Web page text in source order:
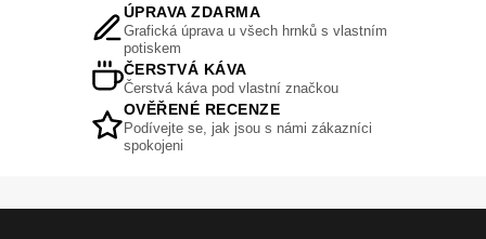
ÚPRAVA ZDARMA
Grafická úprava u všech hrnků s vlastním
potiskem
ČERSTVÁ KÁVA
Čerstvá káva pod vlastní značkou
OVĚŘENÉ RECENZE
Podívejte se, jak jsou s námi zákazníci
spokojeni